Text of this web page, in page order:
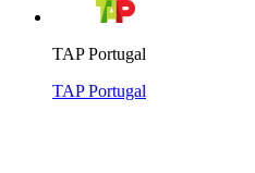
TAP Portugal
TAP Portugal